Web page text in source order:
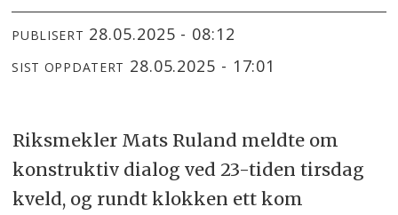
PUBLISERT 28.05.2025 - 08:12
SIST OPPDATERT 28.05.2025 - 17:01
Riksmekler Mats Ruland meldte om
konstruktiv dialog ved 23-tiden tirsdag
kveld, og rundt klokken ett kom